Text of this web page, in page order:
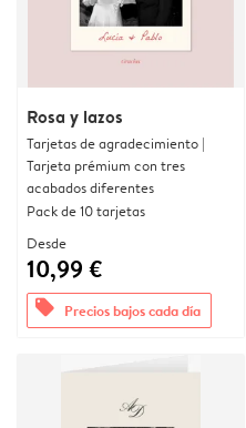
Rosa y lazos
Tarjetas de agradecimiento |
Tarjeta prémium con tres
acabados diferentes
Pack de 10 tarjetas
Desde
10,99 €
offers Precios bajos cada día